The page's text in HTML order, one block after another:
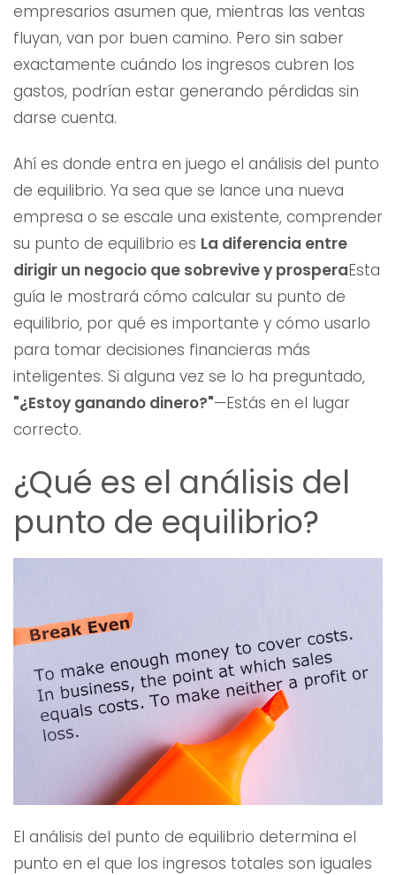
empresarios asumen que, mientras las ventas
fluyan, van por buen camino. Pero sin saber
exactamente cuándo los ingresos cubren los
gastos, podrían estar generando pérdidas sin
darse cuenta.
Ahí es donde entra en juego el análisis del punto
de equilibrio. Ya sea que se lance una nueva
empresa o se escale una existente, comprender
su punto de equilibrio es La diferencia entre
dirigir un negocio que sobrevive y prosperaEsta
guía le mostrará cómo calcular su punto de
equilibrio, por qué es importante y cómo usarlo
para tomar decisiones financieras más
inteligentes. Si alguna vez se lo ha preguntado,
"¿Estoy ganando dinero?"—Estás en el lugar
correcto.
¿Qué es el análisis del
punto de equilibrio?
El análisis del punto de equilibrio determina el
punto en el que los ingresos totales son iguales